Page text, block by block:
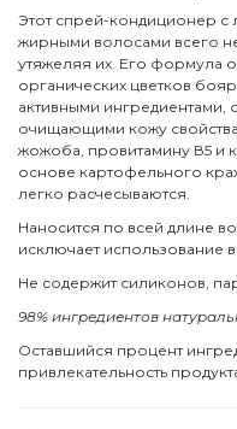
Этот спрей-кондиционер с
жирными волосами всего
утяжеляя их. Его формула
органических цветков
активными
очищающими кожу
жожоба, провитамину В5 и
основе картофельного
легко расчесываются.
Наносится по всей длине
исключает использование
Не содержит силиконов,
98% ингредиентов
Оставшийся процент
привлекательность